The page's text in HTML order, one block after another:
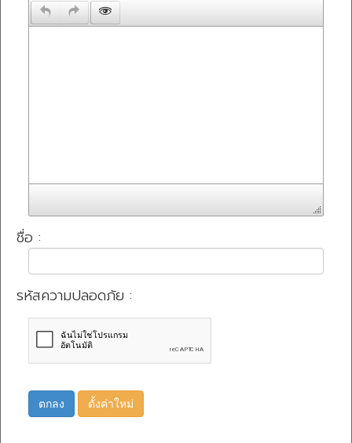
ชื่อ :
รหัสความปลอดภัย :
ตกลง ตั้งค่าใหม่